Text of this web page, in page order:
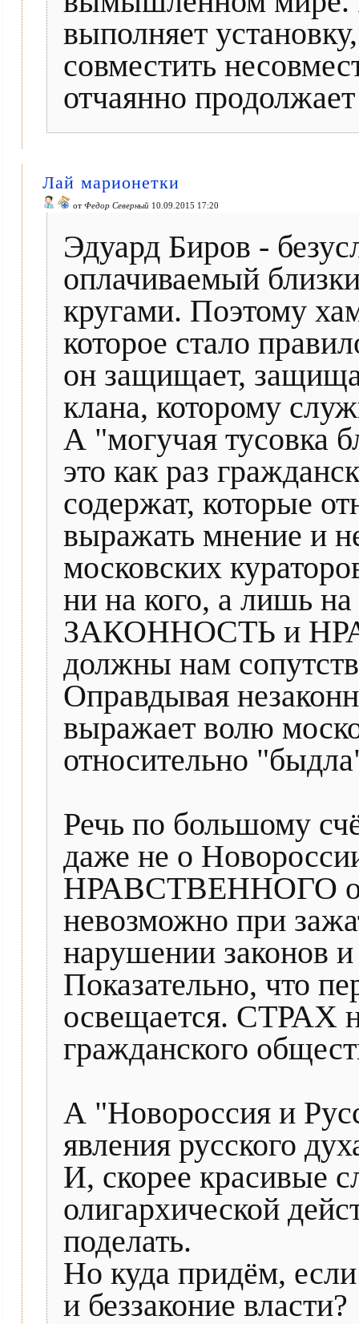
выполняет
совместить
отчаянно
Лай марионетки
от Федор Северный 10.09.2015 17:20
Эдуард Биров -
оплачиваемый
кругами. Поэтому
которое стало
он защищает,
клана, которому
А "могучая тусовка
это как раз
содержат, которые
выражать мнение и
московских
ни на кого, а
ЗАКОННОСТЬ и
должны нам
Оправдывая
выражает волю
относительно
Речь по большому
даже не о
НРАВСТВЕННОГО
невозможно при
нарушении законов и
Показательно, что
освещается. СТРАХ
гражданского
А "Новороссия и
явления русского
И, скорее красивые
олигархической
поделать.
Но куда придём,
и беззаконие власти?